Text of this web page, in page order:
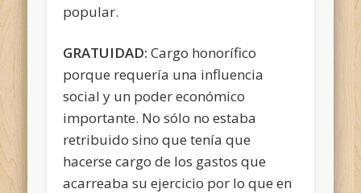
popular.
GRATUIDAD: Cargo honorífico
porque requería una influencia
social y un poder económico
importante. No sólo no estaba
retribuido sino que tenía que
hacerse cargo de los gastos que
acarreaba su ejercicio por lo que en